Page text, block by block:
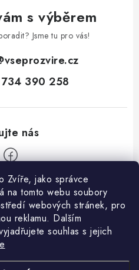
Zvíře, jako správce
na tomto webu soubory
webových stránek, pro
reklamu. Dalším
souhlas s jejich
s výběrem
Jsme tu pro vás!
vseprozvire.cz
390 258